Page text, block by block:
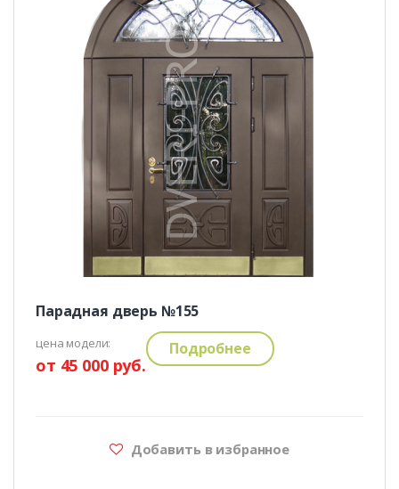
Парадная дверь №155
цена модели:
от 45 000 руб.
Подробнее
Добавить в избранное